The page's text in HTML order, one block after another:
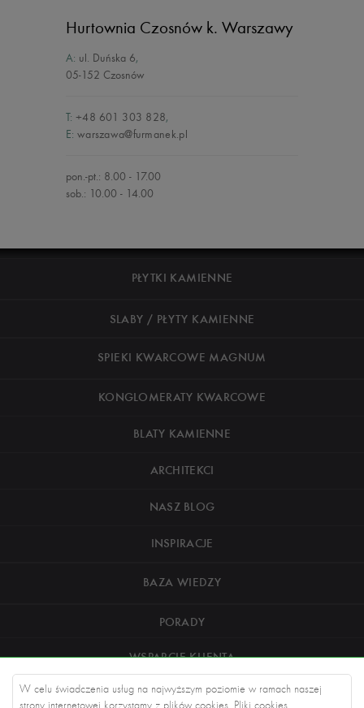
W celu świadczenia usług na najwyższym poziomie w ramach naszej
strony internetowej korzystamy z plików cookies. Pliki cookies
Hurtownia Czosnów k. Warszawy
A: ul. Duńska 6,
05-152 Czosnów
T: +48 601 303 828,
E: warszawa@furmanek.pl
pon.-pt.: 8.00 - 17.00
sob.: 10.00 - 14.00
PŁYTKI KAMIENNE
SLABY / PŁYTY KAMIENNE
SPIEKI KWARCOWE MAGNUM
KONGLOMERATY KWARCOWE
BLATY KAMIENNE
ARCHITEKCI
NASZ BLOG
INSPIRACJE
BAZA WIEDZY
PORADY
WSPARCIE KLIENTA
O NAS